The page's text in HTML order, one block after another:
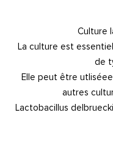
Culture
La culture est
de
Elle peut être
autres
Lactobacillus